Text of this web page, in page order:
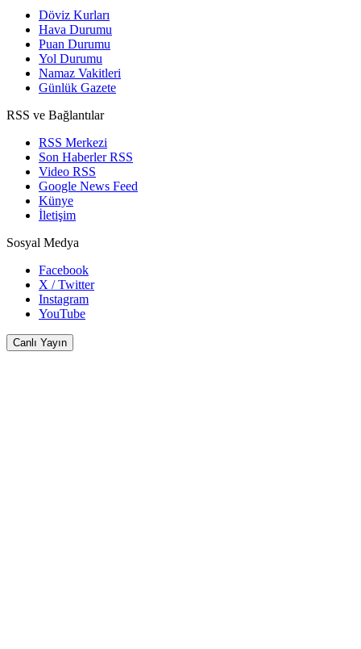
Döviz Kurları
Hava Durumu
Puan Durumu
Yol Durumu
Namaz Vakitleri
Günlük Gazete
RSS ve Bağlantılar
RSS Merkezi
Son Haberler RSS
Video RSS
Google News Feed
Künye
İletişim
Sosyal Medya
Facebook
X / Twitter
Instagram
YouTube
Canlı Yayın